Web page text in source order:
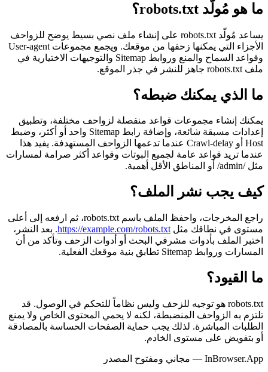
ما هو مُولّد robots.txt؟
يساعد مُولّد robots.txt على إنشاء ملف نصي بسيط يوضح للزواحف
الأجزاء التي يمكنها زحفها من موقعك. ويجمع مجموعات User-agent
وقواعد السماح والمنع وروابط Sitemap والتوجيهات الاختيارية في
ملف robots.txt جاهز للنشر في جذر الموقع.
ما الذي يمكنك ضبطه؟
يمكنك إنشاء مجموعات قواعد منفصلة لزواحف مختلفة، وتطبيق
إعدادات مسبقة شائعة، وإضافة رابط Sitemap واحد أو أكثر، وضبط
Host أو Crawl-delay عندما تدعمها الزواحف المستهدفة. يفيد هذا
عندما تريد قواعد عامة لجميع البوتات وقواعد أكثر صرامة لمسارات
مثل /admin/ أو المناطق الأقل أهمية.
كيف يجب نشر الملف؟
راجع المخرجات، واحفظ الملف باسم robots.txt، ثم ارفعه إلى أعلى
مستوى في نطاقك مثل https://example.com/robots.txt. بعد النشر،
اختبر الملف بأدوات مشرفي البحث أو أدوات الزحف وتأكد من أن
المسارات وروابط Sitemap تطابق بنية موقعك الفعلية.
ما القيود؟
robots.txt هو توجيه للزحف وليس نظاماً للتحكم في الوصول. قد
تلتزم به الزواحف المنضبطة، لكنه لا يحمي المحتوى الخاص ولا يمنع
الطلبات المباشرة. لذلك يجب حماية الصفحات الحساسة بالمصادقة
أو بتفويض على مستوى الخادم.
InBrowser.App — مجاني ومفتوح المصدر